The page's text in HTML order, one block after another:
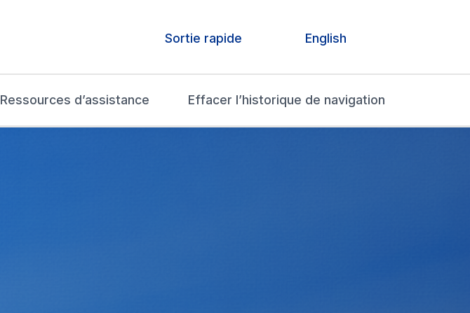
Sortie rapide English
Ressources d’assistance Effacer l’historique de navigation